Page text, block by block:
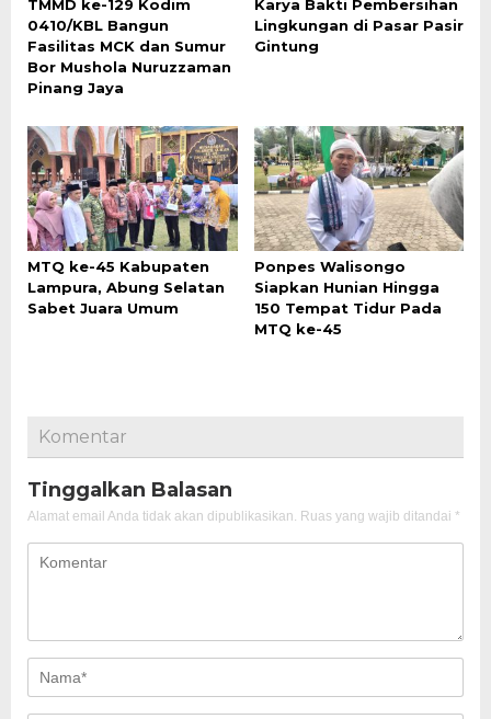
TMMD ke-129 Kodim
0410/KBL Bangun
Fasilitas MCK dan Sumur
Bor Mushola Nuruzzaman
Pinang Jaya
Karya Bakti Pembersihan
Lingkungan di Pasar Pasir
Gintung
MTQ ke-45 Kabupaten
Lampura, Abung Selatan
Sabet Juara Umum
Ponpes Walisongo
Siapkan Hunian Hingga
150 Tempat Tidur Pada
MTQ ke-45
Komentar
Tinggalkan Balasan
Alamat email Anda tidak akan dipublikasikan. Ruas yang wajib ditandai *